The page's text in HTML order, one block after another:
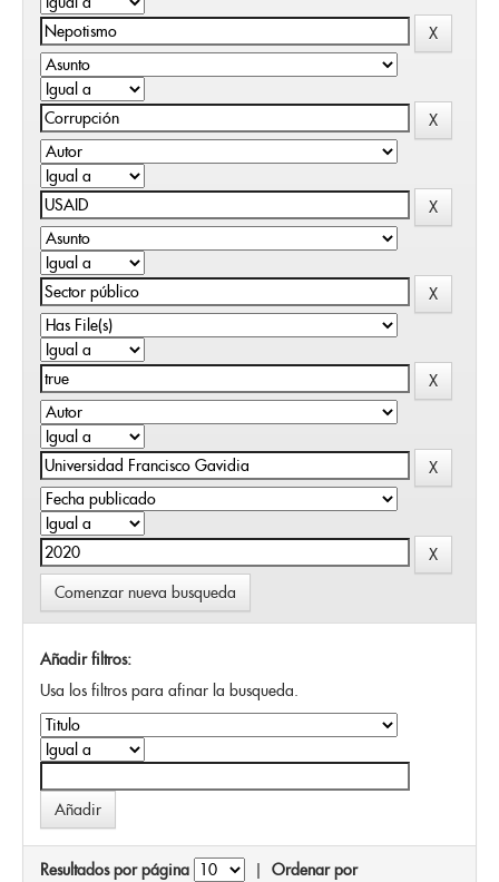
Comenzar nueva busqueda
Añadir filtros:
Usa los filtros para afinar la busqueda.
Resultados por página | Ordenar por